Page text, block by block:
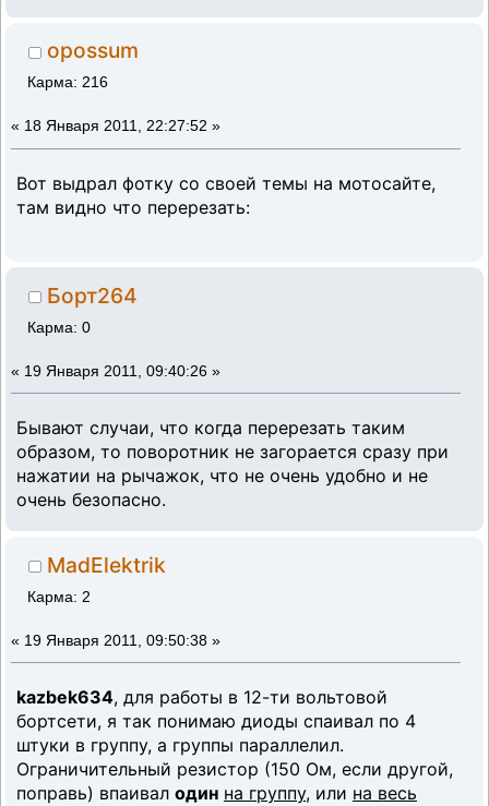
opossum
Карма: 216
« 18 Января 2011, 22:27:52 »
Вот выдрал фотку со своей темы на мотосайте,
там видно что перерезать:
Борт264
Карма: 0
« 19 Января 2011, 09:40:26 »
Бывают случаи, что когда перерезать таким
образом, то поворотник не загорается сразу при
нажатии на рычажок, что не очень удобно и не
очень безопасно.
MadElektrik
Карма: 2
« 19 Января 2011, 09:50:38 »
kazbek634, для работы в 12-ти вольтовой
бортсети, я так понимаю диоды спаивал по 4
штуки в группу, а группы параллелил.
Ограничительный резистор (150 Ом, если другой,
поправь) впаивал один на группу, или на весь